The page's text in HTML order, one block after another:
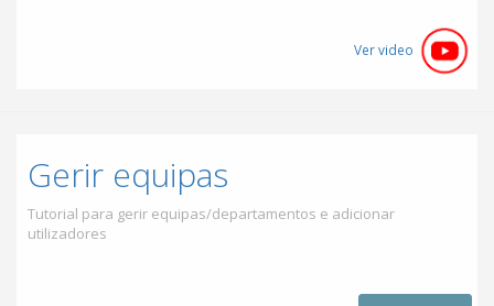
Ver video
Gerir equipas
Tutorial para gerir equipas/departamentos e adicionar
utilizadores